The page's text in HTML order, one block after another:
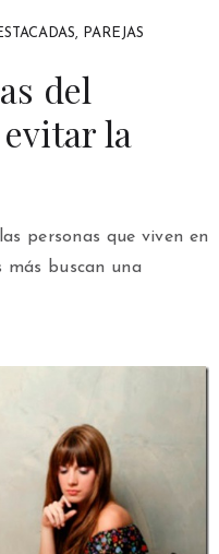
, PAREJAS
del
la
personas que viven en
más buscan una